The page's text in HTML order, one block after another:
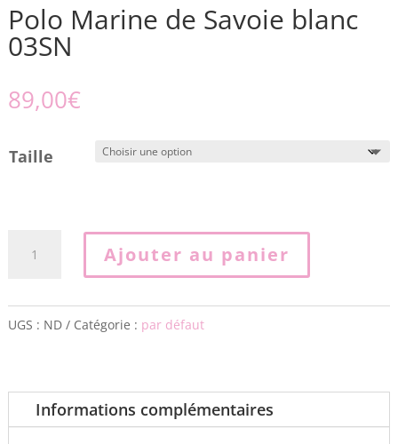
Polo Marine de Savoie blanc
03SN
89,00€
Taille
Marine
blanc
03SN
Ajouter au panier
UGS : ND Catégorie : par défaut
Informations complémentaires